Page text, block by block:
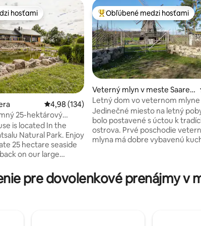
počet hodnotení: 21
hosťami
hosťami
Priemerné ohodnotenie 4,98 z 5, počet
4,98 (134)
25-hektárový
is located In the
Natural Park. Enjoy
25 hectare seaside
on our large
paradise for bird and
Najobľúbenejšie medzi hosťami
Obľúbené medzi hosťami
Veterný mlyn v meste Saare
County
Letný dom vo veternom mlyne
Jedinečné miesto na letný
bolo postavené s úctou k
ostrova. Prvé poschodie
mlyna má dobre vybavenú
s drevenou saunou sú dve
postele. Na nádvorí je vaňa a po
pre dovolenkové prenájmy v